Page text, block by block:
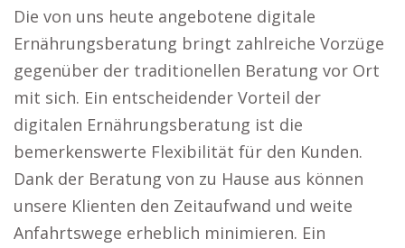
Die von uns heute angebotene digitale
Ernährungsberatung bringt zahlreiche Vorzüge
gegenüber der traditionellen Beratung vor Ort
mit sich. Ein entscheidender Vorteil der
digitalen Ernährungsberatung ist die
bemerkenswerte Flexibilität für den Kunden.
Dank der Beratung von zu Hause aus können
unsere Klienten den Zeitaufwand und weite
Anfahrtswege erheblich minimieren. Ein